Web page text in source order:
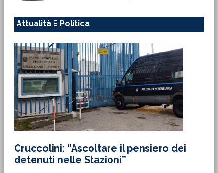
Attualità E Politica
Cruccolini: “Ascoltare il pensiero dei
detenuti nelle Stazioni”